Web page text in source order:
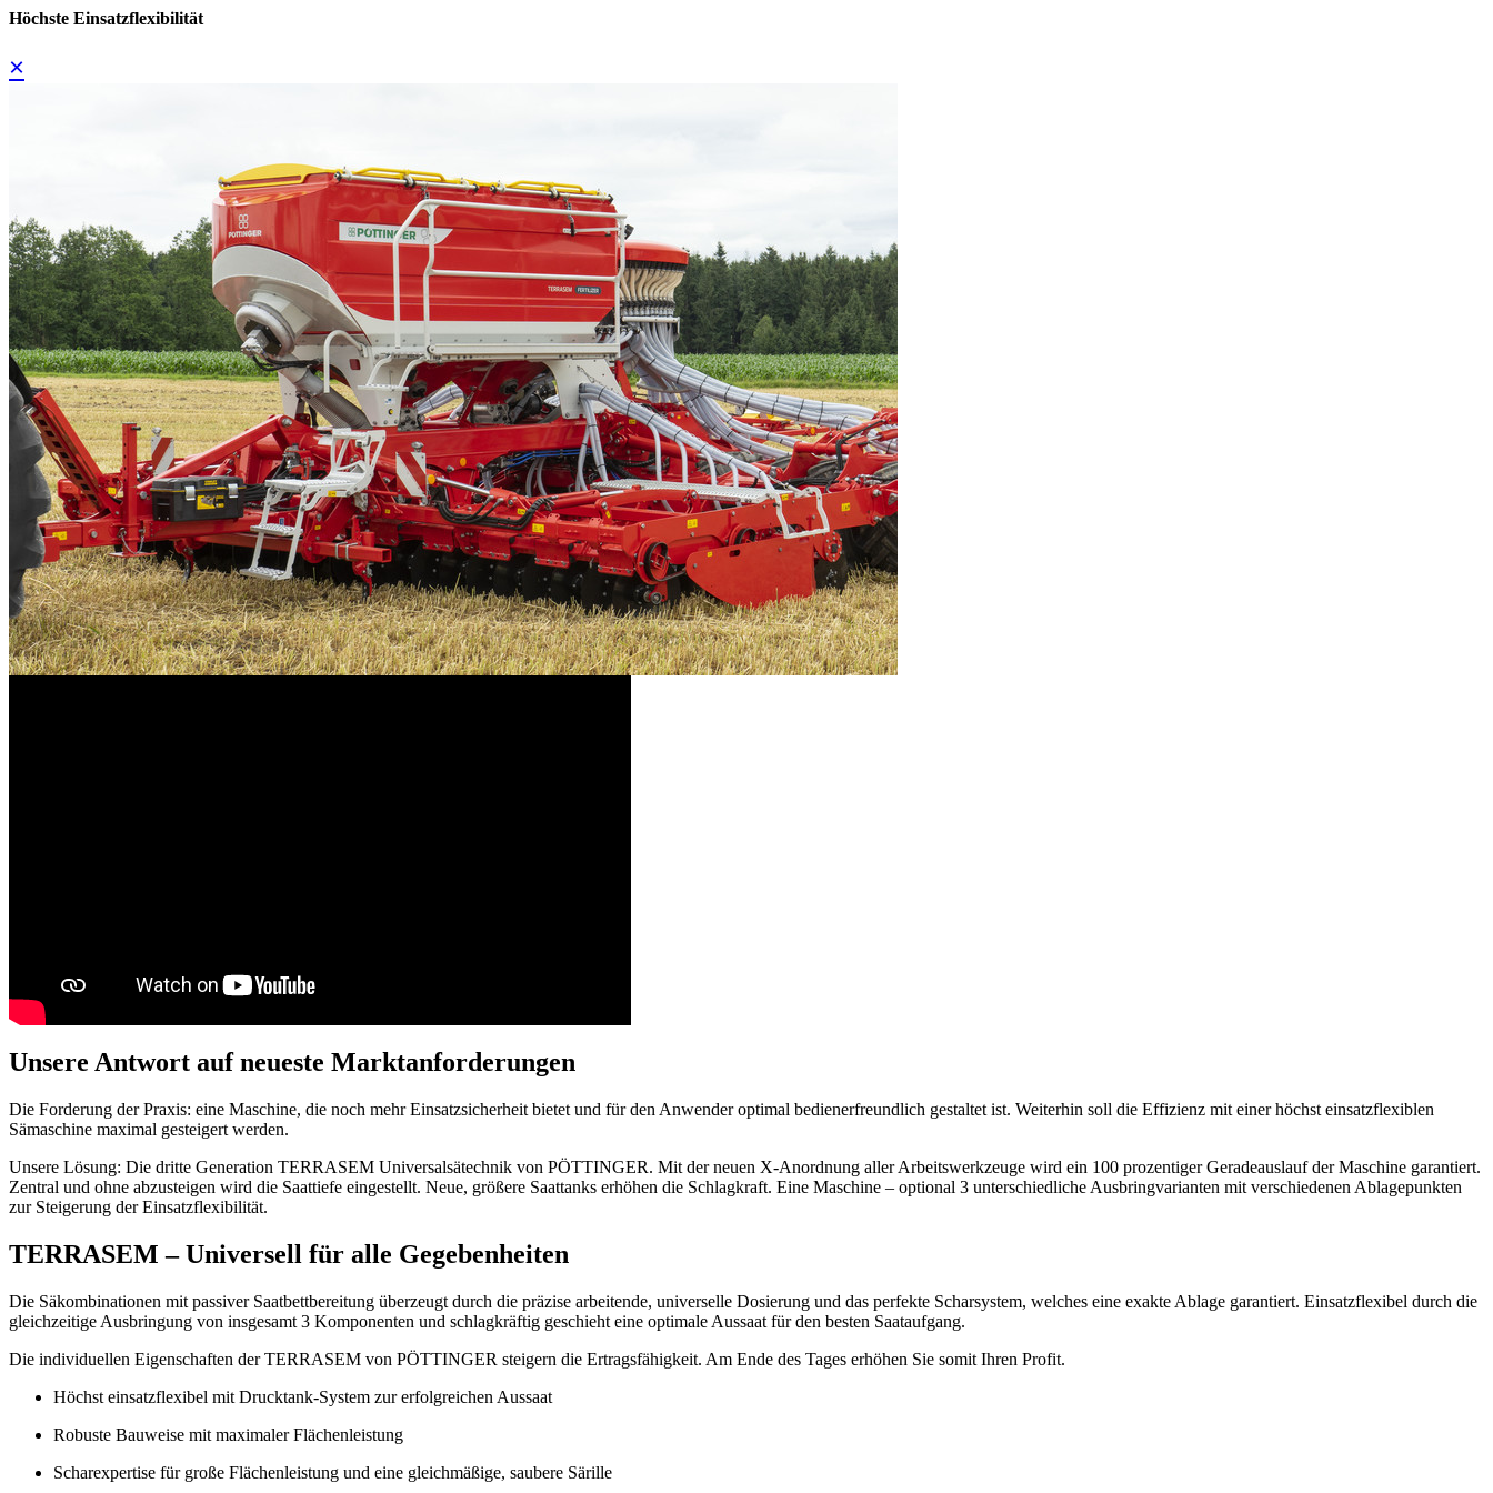
Höchste Einsatzflexibilität
×
Unsere Antwort auf neueste Marktanforderungen
Die Forderung der Praxis: eine Maschine, die noch mehr Einsatzsicherheit bietet und für den Anwender optimal bedienerfreundlich gestaltet ist. Weiterhin soll die Effizienz mit einer höchst einsatzflexiblen
Sämaschine maximal gesteigert werden.
Unsere Lösung: Die dritte Generation TERRASEM Universalsätechnik von PÖTTINGER. Mit der neuen X-Anordnung aller Arbeitswerkzeuge wird ein 100 prozentiger Geradeauslauf der Maschine garantiert.
Zentral und ohne abzusteigen wird die Saattiefe eingestellt. Neue, größere Saattanks erhöhen die Schlagkraft. Eine Maschine – optional 3 unterschiedliche Ausbringvarianten mit verschiedenen Ablagepunkten
zur Steigerung der Einsatzflexibilität.
TERRASEM – Universell für alle Gegebenheiten
Die Säkombinationen mit passiver Saatbettbereitung überzeugt durch die präzise arbeitende, universelle Dosierung und das perfekte Scharsystem, welches eine exakte Ablage garantiert. Einsatzflexibel durch die
gleichzeitige Ausbringung von insgesamt 3 Komponenten und schlagkräftig geschieht eine optimale Aussaat für den besten Saataufgang.
Die individuellen Eigenschaften der TERRASEM von PÖTTINGER steigern die Ertragsfähigkeit. Am Ende des Tages erhöhen Sie somit Ihren Profit.
Höchst einsatzflexibel mit Drucktank-System zur erfolgreichen Aussaat
Robuste Bauweise mit maximaler Flächenleistung
Scharexpertise für große Flächenleistung und eine gleichmäßige, saubere Särille